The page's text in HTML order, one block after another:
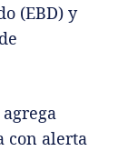
(EBD) y
con alerta